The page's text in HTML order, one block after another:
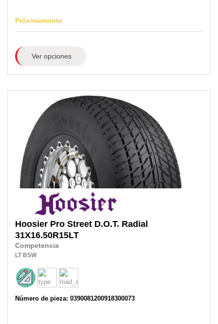
Próximamente
Ver opciones
Hoosier Pro Street D.O.T. Radial
31X16.50R15LT
Competencia
LT BSW
Número de pieza: 0390081200918300073